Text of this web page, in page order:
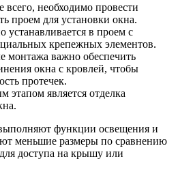
всего, необходимо провести
проем для установки окна.
устанавливается в проем с
крепежных элементов.
монтажа важно обеспечить
окна с кровлей, чтобы
протечек.
этапом является отделка
функции освещения и
меньшие размеры по сравнению
доступа на крышу или